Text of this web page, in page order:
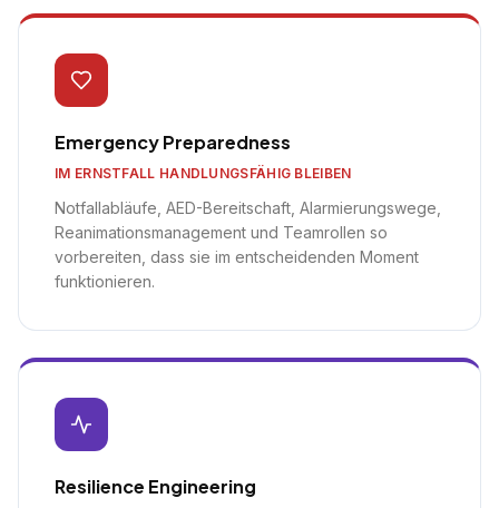
Emergency Preparedness
IM ERNSTFALL HANDLUNGSFÄHIG BLEIBEN
Notfallabläufe, AED-Bereitschaft, Alarmierungswege,
Reanimationsmanagement und Teamrollen so
vorbereiten, dass sie im entscheidenden Moment
funktionieren.
Resilience Engineering